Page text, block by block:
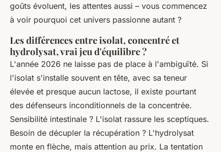
goûts évoluent, les attentes aussi – vous commencez
à voir pourquoi cet univers passionne autant ?
Les différences entre isolat, concentré et
hydrolysat, vrai jeu d'équilibre ?
L'année 2026 ne laisse pas de place à l'ambiguïté. Si
l'isolat s'installe souvent en tête, avec sa teneur
élevée et presque aucun lactose, il existe pourtant
des défenseurs inconditionnels de la concentrée.
Sensibilité intestinale ? L'isolat rassure les sceptiques.
Besoin de décupler la récupération ? L'hydrolysat
monte en flèche, mais attention au prix. La tentation